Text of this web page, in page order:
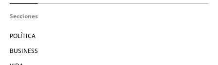
Secciones
POLÍTICA
BUSINESS